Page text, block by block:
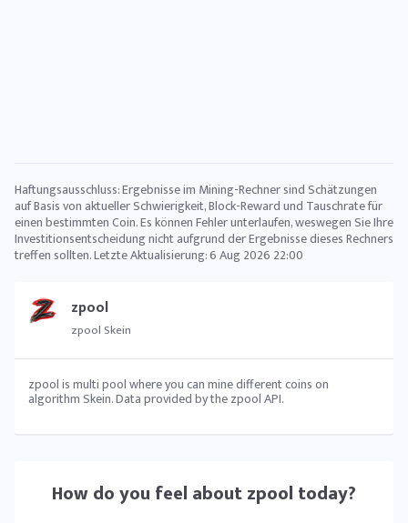
zpool
zpool Skein
zpool is multi pool where you can mine different coins on
algorithm Skein. Data provided by the zpool API.
How do you feel aboutzpool today?
Haftungsausschluss: Ergebnisse im Mining-Rechner sind Schätzungen
auf Basis von aktueller Schwierigkeit, Block-Reward und Tauschrate für
einen bestimmten Coin. Es können Fehler unterlaufen, weswegen Sie Ihre
Investitionsentscheidung nicht aufgrund der Ergebnisse dieses Rechners
treffen sollten. Letzte Aktualisierung:6 Aug 2026 22:00